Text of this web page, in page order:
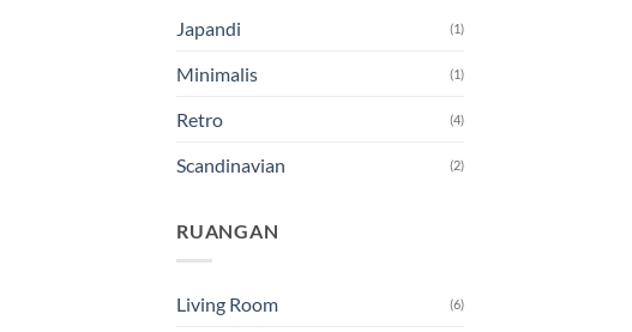
Japandi (1)
Minimalis (1)
Retro (4)
Scandinavian (2)
RUANGAN
Living Room (6)